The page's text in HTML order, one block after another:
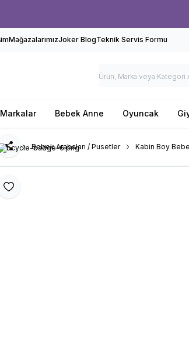
MağazalarımızJoker BlogTeknik Servis Formu
Markalar Bebek Anne Oyuncak
Bebek Arabaları / Pusetler Kabin Boy
Favoriye Ekle
Paylaş